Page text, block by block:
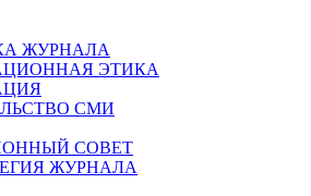
ЖУРНАЛА
ЭТИКА
СМИ
СОВЕТ
ЖУРНАЛА